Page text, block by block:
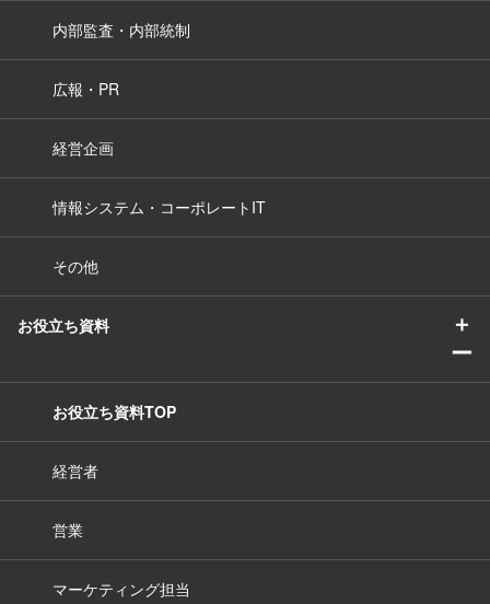
内部監査・内部統制
広報・PR
経営企画
情報システム・コーポレートIT
その他
お役立ち資料
＋
ー
お役立ち資料TOP
経営者
営業
マーケティング担当